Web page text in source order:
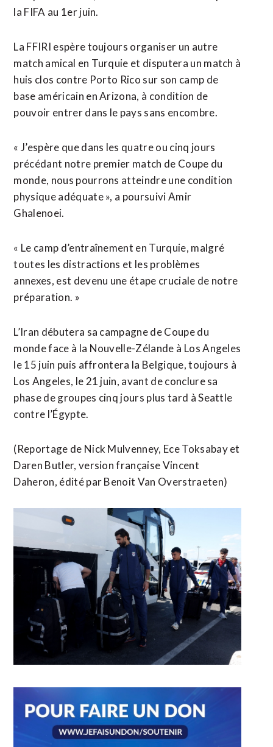
la FIFA au 1er juin.
La FFIRI espère toujours organiser ‌un autre
match amical en ​Turquie et disputera un match à
huis clos contre Porto Rico sur son camp de
base américain en Arizona, ​à condition de
pouvoir entrer dans le pays sans encombre.
« J’espère que dans les quatre ou cinq jours
précédant notre premier match de Coupe du
monde, nous pourrons atteindre une condition
physique adéquate », a poursuivi Amir
Ghalenoei.
« Le camp d’entraînement en Turquie, malgré
toutes les distractions et les problèmes
annexes, est devenu une étape cruciale de notre
préparation. »
L’Iran débutera sa campagne de Coupe du
monde face à la Nouvelle-Zélande ⁠à Los Angeles
le 15 juin puis affrontera la Belgique, toujours à
Los Angeles, le 21 juin, avant de conclure sa
phase de groupes cinq jours plus tard à Seattle
contre ​l’Égypte.
(Reportage de Nick Mulvenney, Ece Toksabay et
Daren Butler, version française ​Vincent
Daheron, édité par Benoit Van Overstraeten)